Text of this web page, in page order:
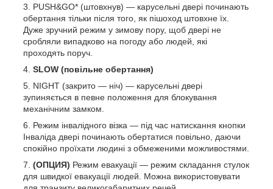
PUSH&GO* (штовхнув) — карусельні двері починають
обертання тільки після того, як пішоход штовхне їх.
Дуже зручний режим у зимову пору, щоб двері не
сробляли випадково на погоду або людей, які
проходять поруч.
SLOW (повільне обертання)
NIGHT (закрито — ніч) — карусельні двері
зупиняється в певне положення для блокування
механічним замком.
Режим інвалідного візка — під час натискання кнопки
Інваліда двері починають обертатися повільно, даючи
спокійно проїхати людині з обмеженими можливостями.
(ОПЦИЯ) Режим евакуації — режим складання стулок
для швидкої евакуації людей. Можна використовувати